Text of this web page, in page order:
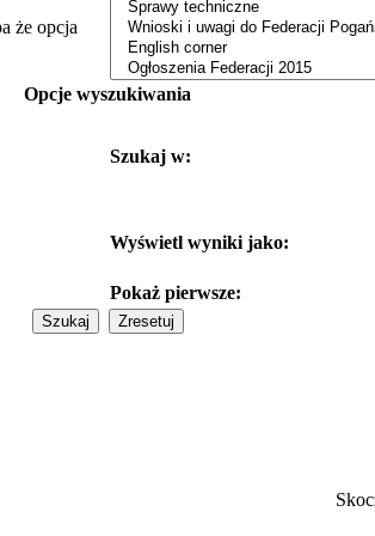
że opcja
Opcje wyszukiwania
Szukaj w:
Wyświetl wyniki jako:
Pokaż pierwsze: